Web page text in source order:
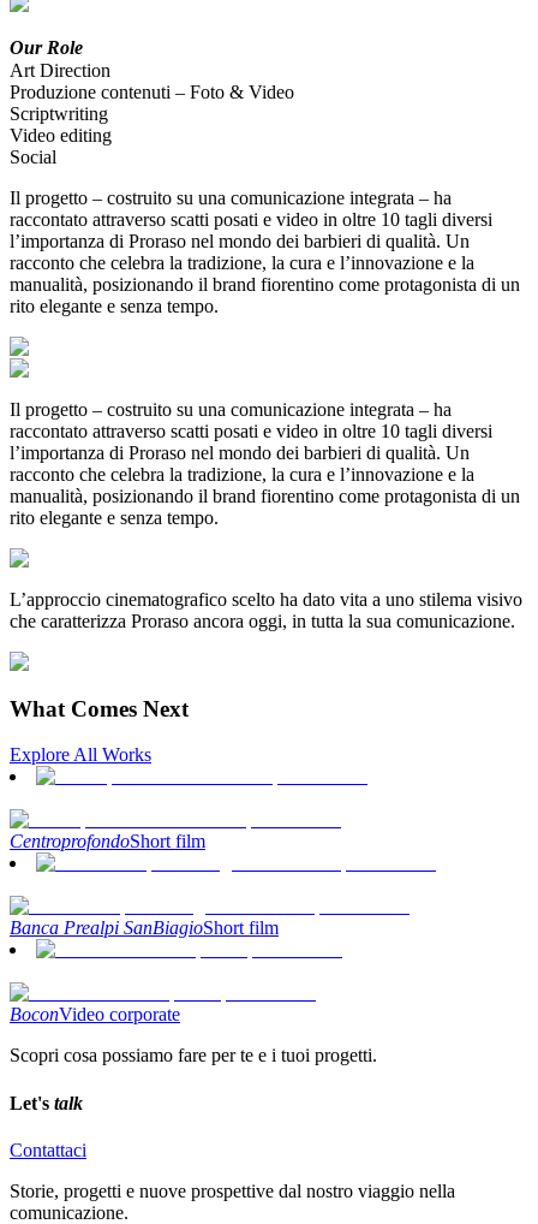
Our Role
Art Direction
Produzione contenuti – Foto & Video
Scriptwriting
Video editing
Social
Il progetto – costruito su una comunicazione integrata – ha
raccontato attraverso scatti posati e video in oltre 10 tagli diversi
l’importanza di Proraso nel mondo dei barbieri di qualità. Un
racconto che celebra la tradizione, la cura e l’innovazione e la
manualità, posizionando il brand fiorentino come protagonista di un
rito elegante e senza tempo.
Il progetto – costruito su una comunicazione integrata – ha
raccontato attraverso scatti posati e video in oltre 10 tagli diversi
l’importanza di Proraso nel mondo dei barbieri di qualità. Un
racconto che celebra la tradizione, la cura e l’innovazione e la
manualità, posizionando il brand fiorentino come protagonista di un
rito elegante e senza tempo.
L’approccio cinematografico scelto ha dato vita a uno stilema visivo
che caratterizza Proraso ancora oggi, in tutta la sua comunicazione.
What Comes Next
Explore All Works
CentroprofondoShort film
Banca Prealpi SanBiagioShort film
BoconVideo corporate
Scopri cosa possiamo fare per te e i tuoi progetti.
Let's talk
Contattaci
Storie, progetti e nuove prospettive dal nostro viaggio nella
comunicazione.